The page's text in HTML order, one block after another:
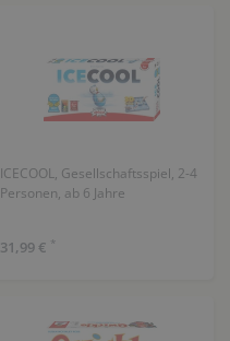
ICECOOL, Gesellschaftsspiel, 2-4
Personen, ab 6 Jahre
31,99 € *